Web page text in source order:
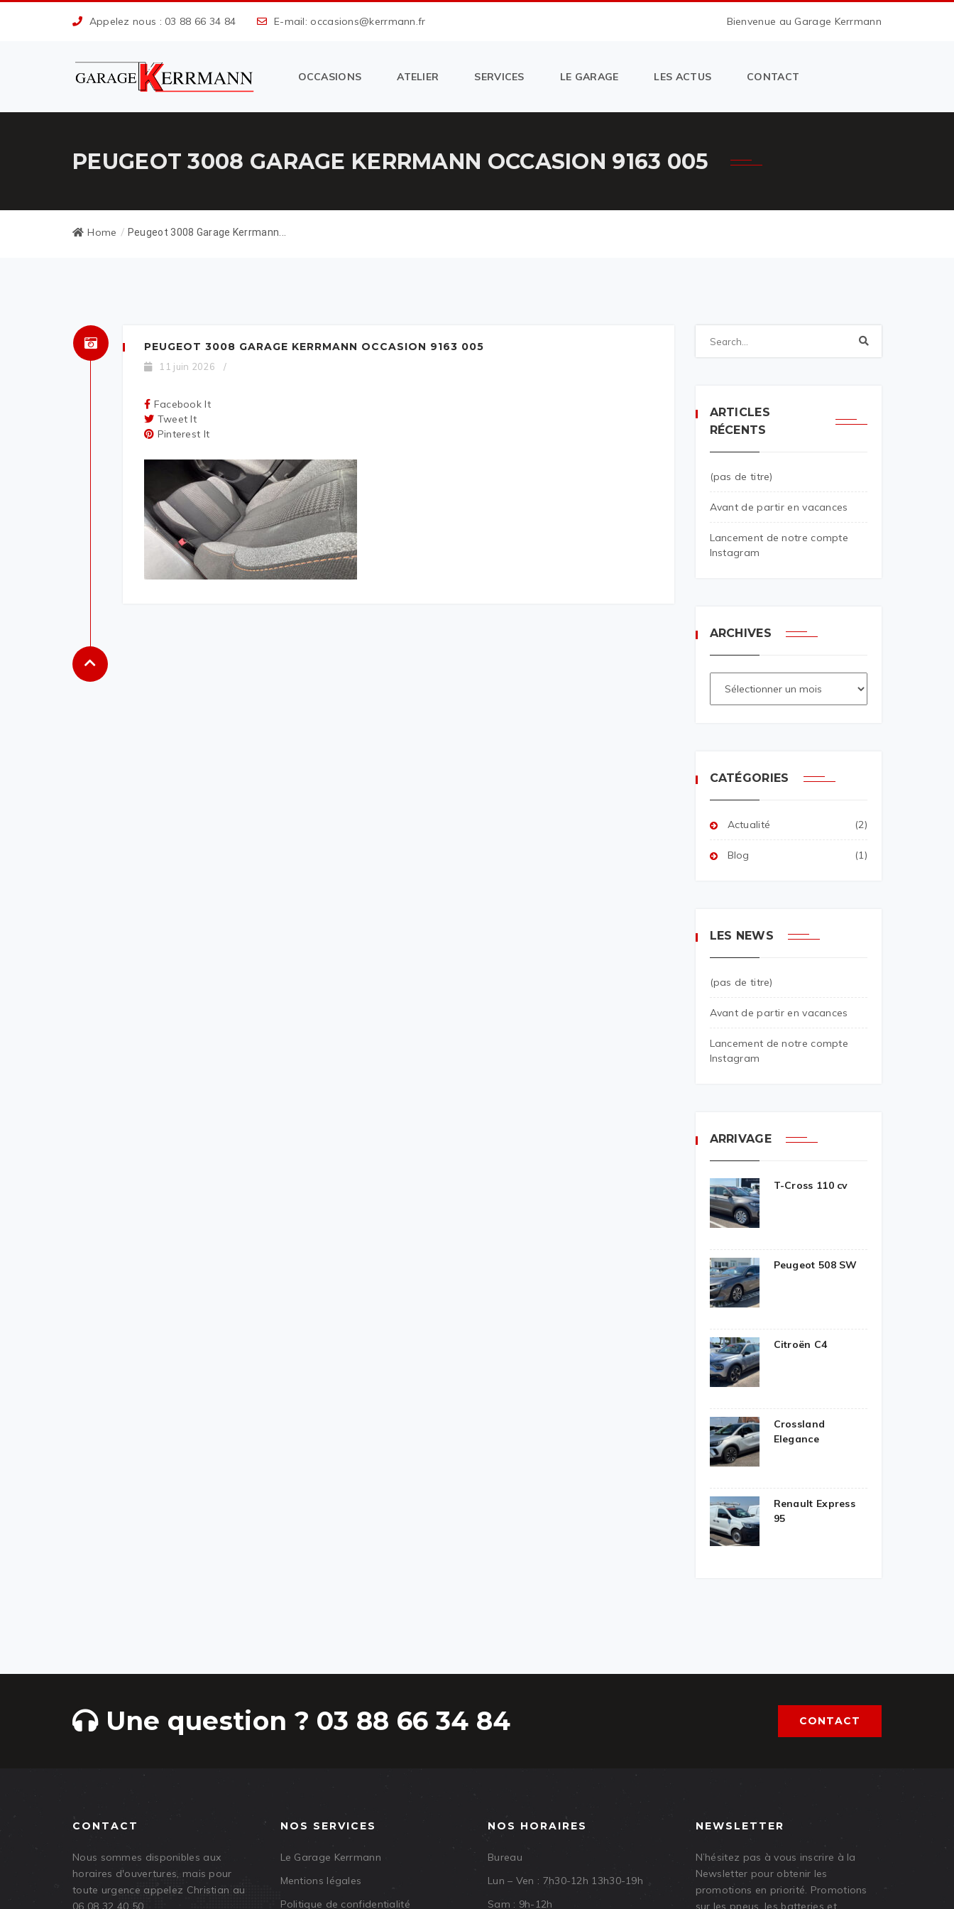
Appelez nous : 03 88 66 34 84 E-mail: occasions@kerrmann.fr Bienvenue au Garage Kerrmann
OCCASIONS ATELIER SERVICES LE GARAGE LES ACTUS CONTACT
PEUGEOT 3008 GARAGE KERRMANN OCCASION 9163 005
Home / Peugeot 3008 Garage Kerrmann...
PEUGEOT 3008 GARAGE KERRMANN OCCASION 9163 005
11 juin 2026 /
Facebook It
Tweet It
Pinterest It
ARTICLES
RÉCENTS
(pas de titre)
Avant de partir en vacances
Lancement de notre compte
Instagram
ARCHIVES
CATÉGORIES
Actualité (2)
Blog (1)
LES NEWS
(pas de titre)
Avant de partir en vacances
Lancement de notre compte
Instagram
ARRIVAGE
T-Cross 110 cv
Peugeot 508 SW
Citroën C4
Crossland
Elegance
Renault Express
95
Une question ? 03 88 66 34 84 CONTACT
CONTACT
Nous sommes disponibles aux
horaires d'ouvertures, mais pour
toute urgence appelez Christian au
06 08 32 40 50
NOS SERVICES
Le Garage Kerrmann
Mentions légales
Politique de confidentialité
NOS HORAIRES
Bureau
Lun – Ven : 7h30-12h 13h30-19h
Sam : 9h-12h
NEWSLETTER
N’hésitez pas à vous inscrire à la
Newsletter pour obtenir les
promotions en priorité. Promotions
sur les pneus, les batteries et